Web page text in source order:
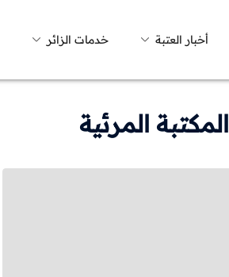
أخبار العتبة خدمات الزائر
المكتبة المرئية